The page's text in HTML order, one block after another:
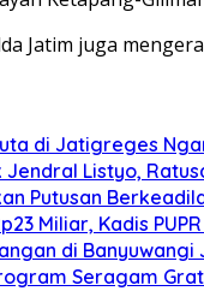
Jatim juga
di Jatigreges
Jendral Listyo,
Putusan
Miliar, Kadis
di Banyuwangi
Seragam